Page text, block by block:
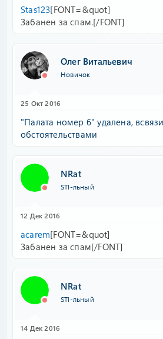
Stas123[FONT=&quot]
Забанен за спам.[/FONT]
Олег Витальевич
Новичок
25 Окт 2016
"Палата номер 6" удалена,
обстоятельствами
NRat
STI-льный
12 Дек 2016
acarem[FONT=&quot]
Забанен за спам[/FONT]
NRat
STI-льный
14 Дек 2016